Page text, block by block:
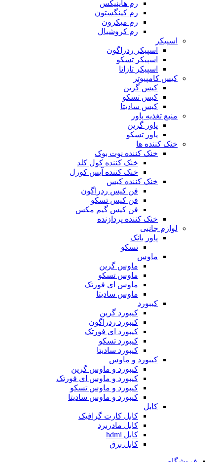
رم هاینیکس
رم کینگستون
رم میکرون
رم کروشیال
اسپیکر
اسپیکر ردراگون
اسپیکر تسکو
اسپیکر تازاتا
کیس کامپیوتر
کیس گرین
کیس تسکو
کیس سادیتا
منبع تغذیه‌ پاور
پاور گرین
پاور تسکو
خنک کننده ها
خنک کننده نوت بوک
خنک کننده کول کلد
خنک کننده آیس کورل
خنک کننده کیس
فن کیس ردراگون
فن کیس تسکو
فن کیس گیم مکس
خنک کننده پردازنده
لوازم جانبی
پاور بانک
تسکو
ماوس
ماوس گرین
ماوس تسکو
ماوس ای فورتک
ماوس سادیتا
کیبورد
کیبورد گرین
کیبورد ردراگون
کیبورد ای فورتک
کیبورد تسکو
کیبورد سادیتا
کیبورد و ماوس
کیبورد و ماوس گرین
کیبورد و ماوس ای فورتک
کیبورد و ماوس تسکو
کیبورد و ماوس سادیتا
کابل
کابل کارت گرافیک
کابل مادربرد
کابل hdmi
کابل برق